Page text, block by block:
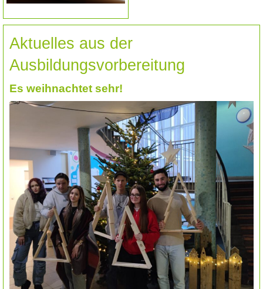
Aktuelles aus der
Ausbildungsvorbereitung
Es weihnachtet sehr!